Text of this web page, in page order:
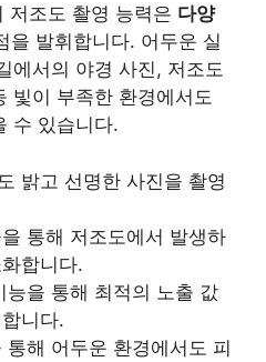
저조도 촬영 능력은 다양
을 발휘합니다. 어두운 실
에서의 야경 사진, 저조도
빛이 부족한 환경에서도
수 있습니다.
밝고 선명한 사진을 촬영
통해 저조도에서 발생하
합니다.
능을 통해 최적의 노출 값
니다.
통해 어두운 환경에서도 피